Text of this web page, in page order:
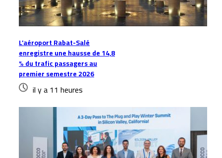
L’aéroport Rabat-Salé
enregistre une hausse de 14,8
% du trafic passagers au
premier semestre 2026
il y a 11 heures